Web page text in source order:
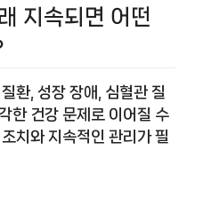
지속되면 어떤
환, 성장 장애, 심혈관 질
한 건강 문제로 이어질 수
치와 지속적인 관리가 필